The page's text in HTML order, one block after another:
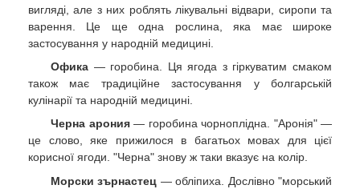
вигляді, але з них роблять лікувальні відвари, сиропи та
варення. Це ще одна рослина, яка має широке
застосування у народній медицині.
Офика — горобина. Ця ягода з гіркуватим смаком
також має традиційне застосування у болгарській
кулінарії та народній медицині.
Черна арония— горобина чорноплідна. "Аронія" —
це слово, яке прижилося в багатьох мовах для цієї
корисної ягоди. "Черна" знову ж таки вказує на колір.
Морски зърнастец — обліпиха. Дослівно "морський